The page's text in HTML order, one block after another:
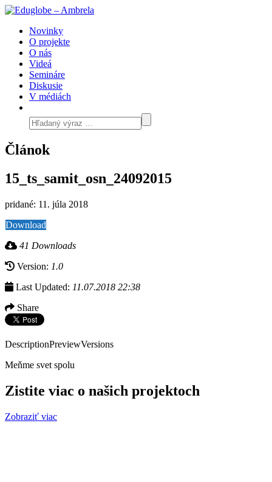
Novinky
O projekte
O nás
Videá
Semináre
Diskusie
V médiách
Článok
15_ts_samit_osn_24092015
pridané: 11. júla 2018
Download
41 Downloads
Version: 1.0
Last Updated: 11.07.2018 22:38
Share
DescriptionPreviewVersions
Meňme svet spolu
Zistite viac o našich projektoch
Zobraziť viac